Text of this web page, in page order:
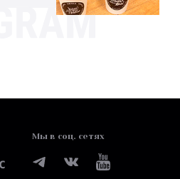
Мы в соц. сетях